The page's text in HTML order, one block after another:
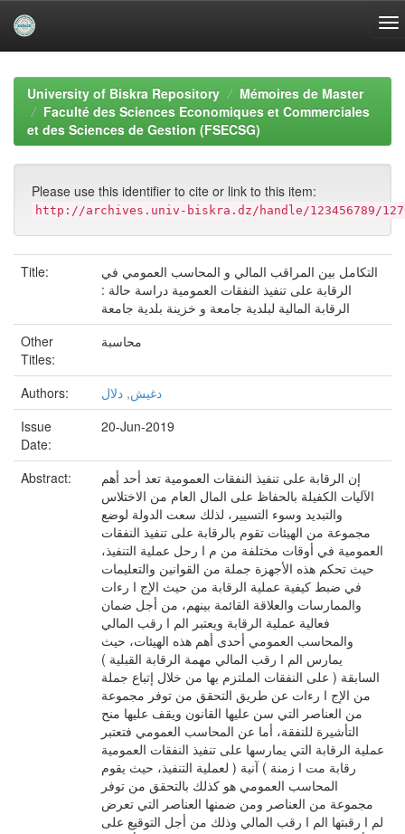
navigationUniversity of Biskra Repository
Mémoires de Master
Faculté des Sciences Economiques et Commerciales
et des Sciences de Gestion (FSECSG)
Please use this identifier to cite or link to this item:
http://archives.univ-biskra.dz/handle/123456789/
Title:
التكامل بين المراقب المالي و المحاسب العمومي في
الرقابة على تنفيذ النفقات العمومية دراسة حالة :
الرقابة المالية لبلدية جامعة و خزينة بلدية جامعة
Other
Titles:
محاسبة
Authors:
دغيش, دلال
Issue
Date:
20-Jun-2019
Abstract:
إن الرقابة على تنفيذ النفقات العمومية تعد أحد أهم
الآليات الكفيلة بالحفاظ على المال العام من الاختلاس
والتبديد وسوء التسيير، لذلك سعت الدولة لوضع
مجموعة من الهيئات تقوم بالرقابة على تنفيذ النفقات
العمومية في أوقات مختلفة من م ا رحل عملية التنفيذ،
حيث تحكم هذه الأجهزة جملة من القوانين والتعليمات
في ضبط كيفية عملية الرقابة من حيث الإج ا رءات
والممارسات والعلاقة القائمة بينهم، من أجل ضمان
فعالية عملية الرقابة ويعتبر الم ا رقب المالي
والمحاسب العمومي أحدى أهم هذه الهيئات، حيث
يمارس الم ا رقب المالي مهمة الرقابة القبلية )
السابقة ( على النفقات الملتزم بها من خلال إتباع جملة
من الإج ا رءات عن طريق التحقق من توفر مجموعة
من العناصر التي سن عليها القانون ويقف عليها منح
التأشيرة للنفقة، أما عن المحاسب العمومي فتعتبر
عملية الرقابة التي يمارسها على تنفيذ النفقات العمومية
رقابة مت ا زمنة ) آنية ( لعملية التنفيذ، حيث يقوم
المحاسب العمومي هو كذلك بالتحقق من توفر
مجموعة من العناصر ومن ضمنها العناصر التي تعرض
لم ا رقبتها الم ا رقب المالي وذلك من أجل التوقيع على